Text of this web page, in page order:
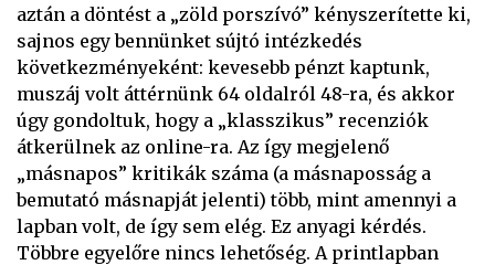
aztán a döntést a „zöld porszívó” kényszerítette ki,
sajnos egy bennünket sújtó intézkedés
következményeként: kevesebb pénzt kaptunk,
muszáj volt áttérnünk 64 oldalról 48-ra, és akkor
úgy gondoltuk, hogy a „klasszikus” recenziók
átkerülnek az online-ra. Az így megjelenő
„másnapos” kritikák száma (a másnaposság a
bemutató másnapját jelenti) több, mint amennyi a
lapban volt, de így sem elég. Ez anyagi kérdés.
Többre egyelőre nincs lehetőség. A printlapban